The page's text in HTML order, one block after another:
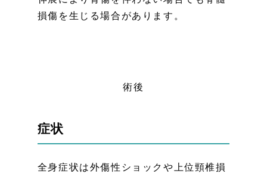
損傷を生じる場合があります。
術後
症状
全身症状は外傷性ショックや上位頸椎損